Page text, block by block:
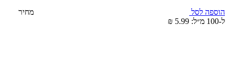
הוספה לסל
מחיר
ל-100 מ״ל: 5.99 ₪